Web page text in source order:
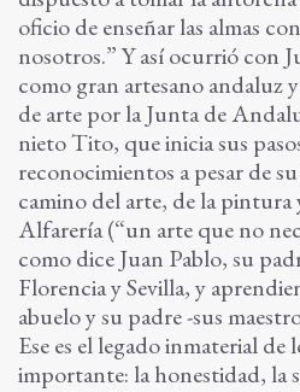
oficio de enseñar las almas
nosotros.” Y así ocurrió con
como gran artesano andaluz
de arte por la Junta de
nieto Tito, que inicia sus
reconocimientos a pesar de
camino del arte, de la pintura
Alfarería (“un arte que no
como dice Juan Pablo, su
Florencia y Sevilla, y
abuelo y su padre -sus
Ese es el legado inmaterial
importante: la honestidad, la